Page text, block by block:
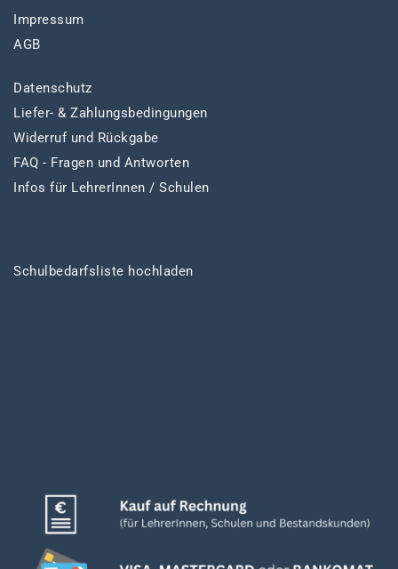
Impressum
AGB
Datenschutz
Liefer- & Zahlungsbedingungen
Widerruf und Rückgabe
FAQ - Fragen und Antworten
Infos für LehrerInnen / Schulen
Schulbedarfsliste hochladen